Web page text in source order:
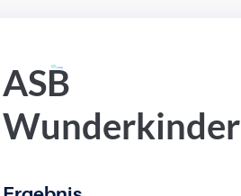
ASB
Wunderkinder